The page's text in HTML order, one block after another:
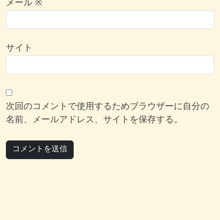
サイト
次回のコメントで使用するためブラウザーに自分の
名前、メールアドレス、サイトを保存する。